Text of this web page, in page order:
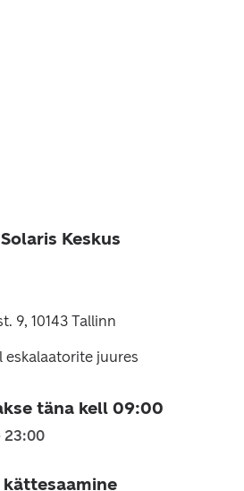
Keskus
9, 10143 Tallinn
eskalaatorite juures
täna kell 09:00
23:00
kättesaamine